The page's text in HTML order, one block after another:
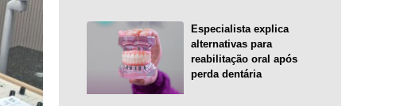
Especialista explica
alternativas para
reabilitação oral após
perda dentária